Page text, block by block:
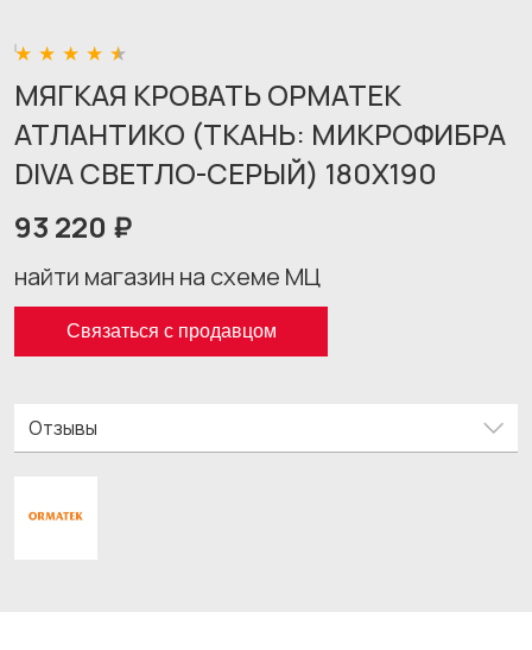
МЯГКАЯ КРОВАТЬ ОРМАТЕК
АТЛАНТИКО (ТКАНЬ: МИКРОФИБРА
DIVA СВЕТЛО-СЕРЫЙ) 180X190
93 220 ₽
найти магазин на схеме МЦ
Связаться с продавцом
Отзывы